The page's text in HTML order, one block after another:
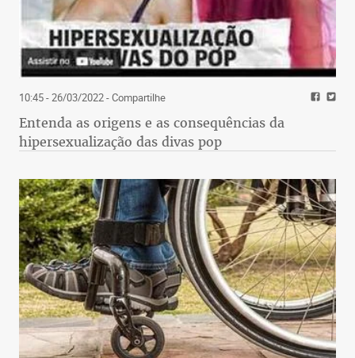
10:45 - 26/03/2022- Compartilhe
Entenda as origens e as consequências da
hipersexualização das divas pop